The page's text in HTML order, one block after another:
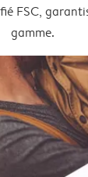
FSC,
gamme.